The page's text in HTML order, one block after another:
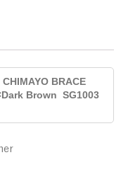
BRACE
Brown SG1003